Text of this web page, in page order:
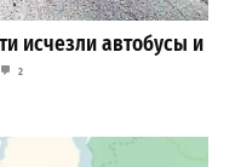
исчезли автобусы и
2